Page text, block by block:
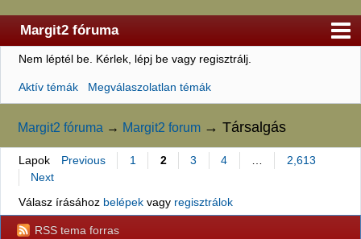
Margit2 fóruma
Kezdőlap
Felhasználólista
Szabályzat
Keresés
Regisztráció
Belépés
Nem léptél be. Kérlek, lépj be vagy regisztrálj.
Aktív témák Megválaszolatlan témák
Margit2 fóruma → Margit2 forum →Társalgás
Lapok Previous 1 2 3 4
2,613
Next
Válasz írásához belépekvagy regisztrálok
RSS tema forras